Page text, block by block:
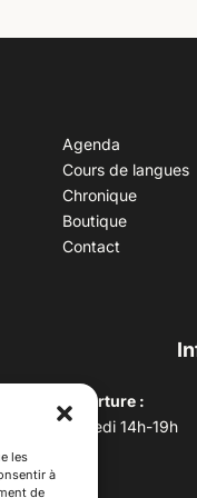
les
à
de
Agenda
Cours de langues
Chronique
Boutique
Contact
d’ouverture :
au vendredi 14h-19h
10h –17h
lundi